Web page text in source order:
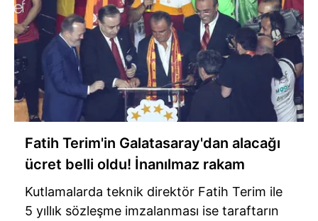
Fatih Terim'in Galatasaray'dan alacağı
ücret belli oldu! İnanılmaz rakam
Kutlamalarda teknik direktör Fatih Terim ile
5 yıllık sözleşme imzalanması ise taraftarın